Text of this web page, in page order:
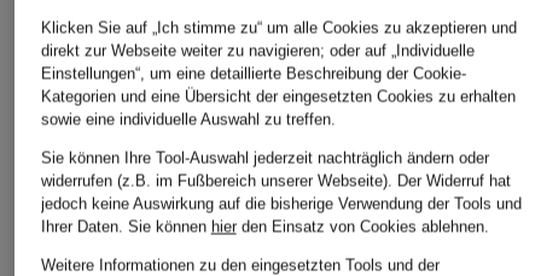
Klicken Sie auf „Ich stimme zu“ um alle Cookies zu akzeptieren und
direkt zur Webseite weiter zu navigieren; oder auf „Individuelle
Einstellungen“, um eine detaillierte Beschreibung der Cookie-
Kategorien und eine Übersicht der eingesetzten Cookies zu erhalten
sowie eine individuelle Auswahl zu treffen.
Sie können Ihre Tool-Auswahl jederzeit nachträglich ändern oder
widerrufen (z.B. im Fußbereich unserer Webseite). Der Widerruf hat
jedoch keine Auswirkung auf die bisherige Verwendung der Tools und
Ihrer Daten. Sie können hierden Einsatz von Cookies ablehnen.
Weitere Informationen zu den eingesetzten Tools und der